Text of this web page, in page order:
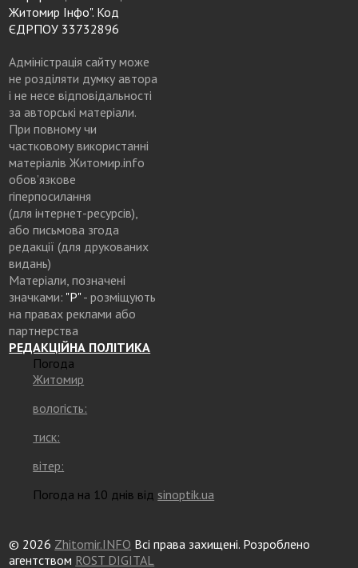
Житомир Інфо". Код
ЄДРПОУ 33732896
Адміністрація сайту може
не розділяти думку автора
і не несе відповідальності
за авторські матеріали.
При повному чи
частковому використанні
матеріалів Житомир.info
обов’язкове
гіперпосилання
(для інтернет-ресурсів),
або письмова згода
редакції (для друкованих
видань)
Матеріали, позначені
значками: "Р"- розміщують
на правах реклами або
партнерства
РЕДАКЦІЙНА ПОЛІТИКА
Погода
Житомир
вологість:
тиск:
вітер:
Погода на 10 днів від sinoptik.ua
© 2026 Zhitomir.INFO Всі права захищені. Розроблено
агентством ROST DIGITAL